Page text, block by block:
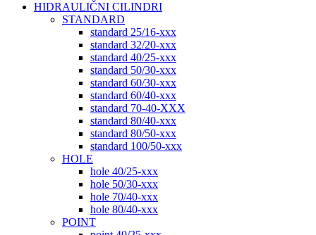
HIDRAULIČNI CILINDRI
STANDARD
standard 25/16-xxx
standard 32/20-xxx
standard 40/25-xxx
standard 50/30-xxx
standard 60/30-xxx
standard 60/40-xxx
standard 70-40-XXX
standard 80/40-xxx
standard 80/50-xxx
standard 100/50-xxx
HOLE
hole 40/25-xxx
hole 50/30-xxx
hole 70/40-xxx
hole 80/40-xxx
POINT